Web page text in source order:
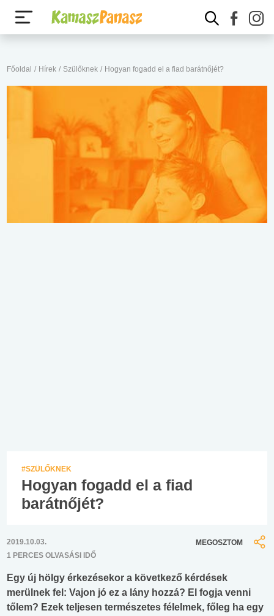
Főoldal / Hírek / Szülőknek / Hogyan fogadd el a fiad barátnőjét?
#SZÜLŐKNEK
Hogyan fogadd el a fiad
barátnőjét?
2019.10.03.
1 PERCES OLVASÁSI IDŐ
MEGOSZTOM
Egy új hölgy érkezésekor a következő kérdések
merülnek fel: Vajon jó ez a lány hozzá? El fogja venni
tőlem? Ezek teljesen természetes félelmek, főleg ha egy